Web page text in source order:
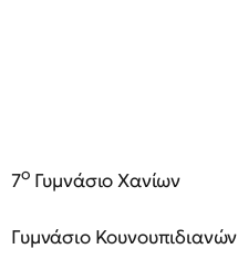
7οΓυμνάσιο Χανίων
Γυμνάσιο Κουνουπιδιανών